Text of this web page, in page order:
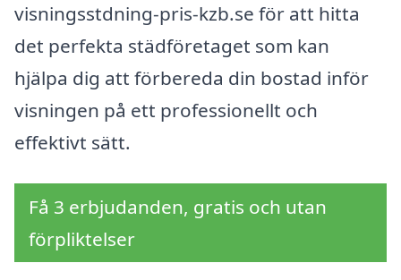
visningsstdning-pris-kzb.se för att hitta
det perfekta städföretaget som kan
hjälpa dig att förbereda din bostad inför
visningen på ett professionellt och
effektivt sätt.
Få 3 erbjudanden, gratis och utan
förpliktelser